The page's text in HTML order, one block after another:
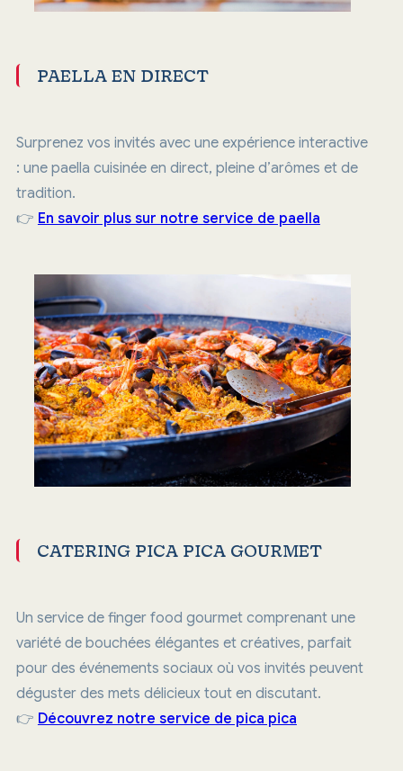
PAELLA EN DIRECT
Surprenez vos invités avec une expérience interactive
: une paella cuisinée en direct, pleine d’arômes et de
tradition.
👉 En savoir plus sur notre service de paella
CATERING PICA PICA GOURMET
Un service de finger food gourmet comprenant une
variété de bouchées élégantes et créatives, parfait
pour des événements sociaux où vos invités peuvent
déguster des mets délicieux tout en discutant.
👉 Découvrez notre service de pica pica